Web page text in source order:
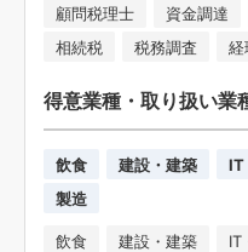
顧問税理士 資金調達
相続税
税務調査 経
得意業種・取り扱い業
飲食 建設・建築 IT
製造
飲食 建設・建築 IT